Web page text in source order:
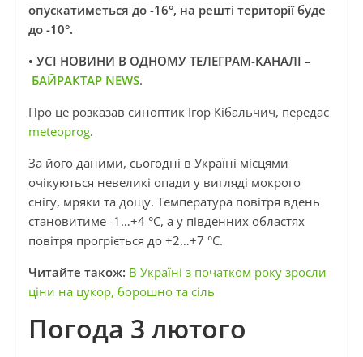
опускатиметься до -16°, на решті території буде
до -10°.
• УСІ НОВИНИ В ОДНОМУ ТЕЛЕГРАМ-КАНАЛІ –
БАЙРАКТАР NEWS.
Про це розказав синоптик Ігор Кібальчич, передає
meteoprog.
За його даними, сьогодні в Україні місцями
очікуються невеликі опади у вигляді мокрого
снігу, мряки та дощу. Температура повітря вдень
становитиме -1…+4 °С, а у південних областях
повітря прогріється до +2…+7 °С.
Читайте також: В Україні з початком року зросли
ціни на цукор, борошно та сіль
Погода 3 лютого